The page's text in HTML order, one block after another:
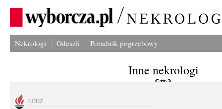
Nekrologi Odeszli Poradnik pogrzebowy
Inne nekrologi
ŁÓDŹ